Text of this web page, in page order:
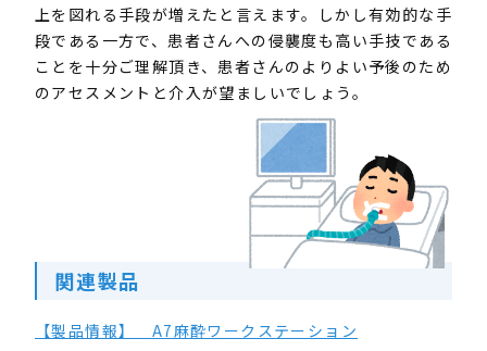
上を図れる手段が増えたと言えます。しかし有効的な手
段である一方で、患者さんへの侵襲度も高い手技である
ことを十分ご理解頂き、患者さんのよりよい予後のため
のアセスメントと介入が望ましいでしょう。
関連製品
【製品情報】 A7麻酔ワークステーション